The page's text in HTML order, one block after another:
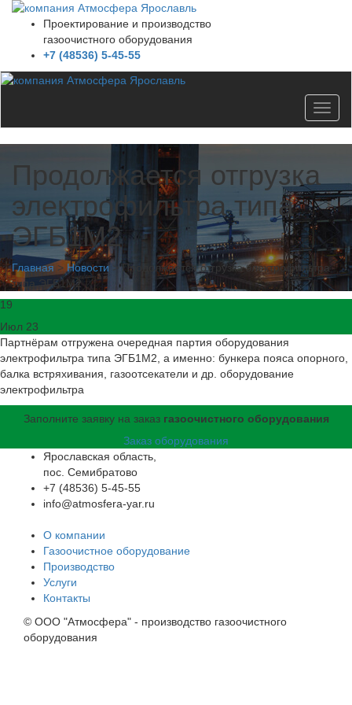
Проектирование и производство
газоочистного оборудования
+7 (48536) 5-45-55
Продолжается отгрузка
электрофильтра типа
ЭГБ1М2
Главная >Новости >Продолжается отгрузка электрофильтра
типа ЭГБ1М2
19
Июл 23
Партнёрам отгружена очередная партия оборудования
электрофильтра типа ЭГБ1М2, а именно: бункера пояса опорного,
балка встряхивания, газоотсекатели и др. оборудование
электрофильтра
Заполните заявку на заказ газоочистного оборудования
Заказ оборудования
Ярославская область,
пос. Семибратово
+7 (48536) 5-45-55
info@atmosfera-yar.ru
О компании
Газоочистное оборудование
Производство
Услуги
Контакты
© OOO "Атмосфера" - производство газоочистного
оборудования